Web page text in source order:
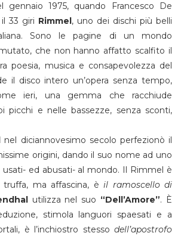
gennaio 1975, quando Francesco De
33 giri Rimmel , uno dei dischi più belli
Sono le pagine di un mondo
che non hanno affatto scalfito il
poesia, musica e consapevolezza del
il disco intero un’opera senza tempo,
ieri, una gemma che racchiude
picchi e nelle bassezze, senza sconti,
nel diciannovesimo secolo perfezionò il
origini, dando il suo nome ad uno
ed abusati- al mondo. Il Rimmel è
truffa, ma affascina, è il ramoscello di
utilizza nel suo “Dell’Amore”. È
stimola languori spaesati e a
è l’inchiostro stesso dell’apostrofo